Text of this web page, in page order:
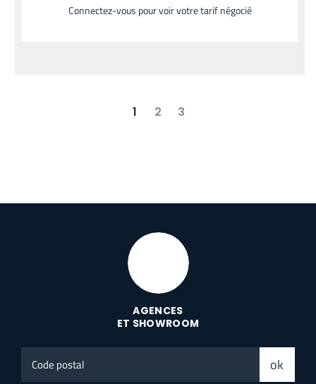
Connectez-vous pour voir votre tarif négocié
1 2 3
AGENCES
ET SHOWROOM
postal
ok